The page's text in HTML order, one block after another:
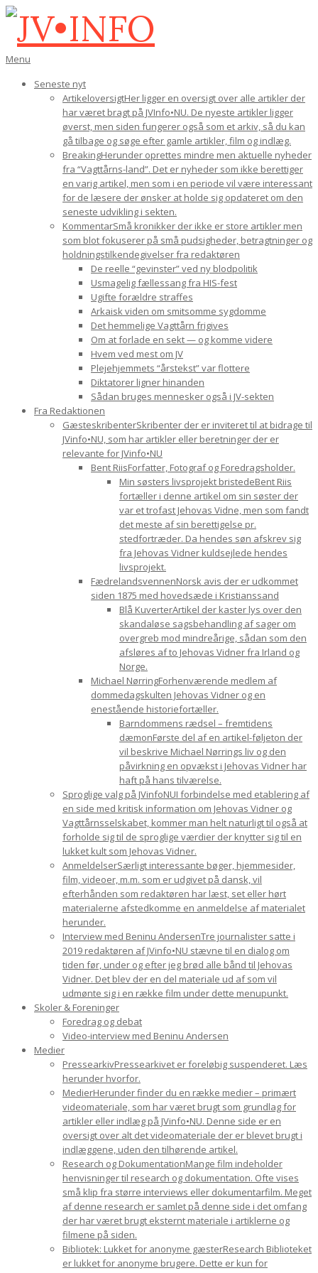
Gå
indhold
JV•INFO
Den
navigations-
Menu
Seneste nyt
ArtikeloversigtHer ligger en oversigt over alle artikler der
har været bragt på JVInfo•NU. De nyeste artikler ligger
øverst, men siden fungerer også som et arkiv, så du kan
gå tilbage og søge efter gamle artikler, film og indlæg.
BreakingHerunder oprettes mindre men aktuelle nyheder
fra “Vagttårns-land”. Det er nyheder som ikke berettiger
en varig artikel, men som i en periode vil være interessant
for de læsere der ønsker at holde sig opdateret om den
seneste udvikling i sekten.
KommentarSmå kronikker der ikke er store artikler men
som blot fokuserer på små pudsigheder, betragtninger og
holdningstilkendegivelser fra redaktøren
De reelle “gevinster” ved ny blodpolitik
Usmagelig fællessang fra HIS-fest
Ugifte forældre straffes
Arkaisk viden om smitsomme sygdomme
Det hemmelige Vagttårn frigives
Om at forlade en sekt — og komme videre
Hvem ved mest om JV
Plejehjemmets “årstekst” var flottere
Diktatorer ligner hinanden
Sådan bruges mennesker også i JV-sekten
Fra Redaktionen
GæsteskribenterSkribenter der er inviteret til at bidrage til
JVinfo•NU, som har artikler eller beretninger der er
relevante for JVinfo•NU
Bent RiisForfatter, Fotograf og Foredragsholder.
Min søsters livsprojekt bristedeBent Riis
fortæller i denne artikel om sin søster der
var et trofast Jehovas Vidne, men som fandt
det meste af sin berettigelse pr.
stedfortræder. Da hendes søn afskrev sig
fra Jehovas Vidner kuldsejlede hendes
livsprojekt.
FædrelandsvennenNorsk avis der er udkommet
siden 1875 med hovedsæde i Kristianssand
Blå KuverterArtikel der kaster lys over den
skandaløse sagsbehandling af sager om
overgreb mod mindreårige, sådan som den
afsløres af to Jehovas Vidner fra Irland og
Norge.
Michael NørringForhenværende medlem af
dommedagskulten Jehovas Vidner og en
enestående historiefortæller.
Barndommens rædsel – fremtidens
dæmonFørste del af en artikel-føljeton der
vil beskrive Michael Nørrings liv og den
påvirkning en opvækst i Jehovas Vidner har
haft på hans tilværelse.
Sproglige valg på JVinfoNUI forbindelse med etablering af
en side med kritisk information om Jehovas Vidner og
Vagttårnsselskabet, kommer man helt naturligt til også at
forholde sig til de sproglige værdier der knytter sig til en
lukket kult som Jehovas Vidner.
AnmeldelserSærligt interessante bøger, hjemmesider,
film, videoer, m.m. som er udgivet på dansk, vil
efterhånden som redaktøren har læst, set eller hørt
materialerne afstedkomme en anmeldelse af materialet
herunder.
Interview med Beninu AndersenTre journalister satte i
2019 redaktøren af JVinfo•NU stævne til en dialog om
tiden før, under og efter jeg brød alle bånd til Jehovas
Vidner. Det blev der en del materiale ud af som vil
udmønte sig i en række film under dette menupunkt.
Skoler & Foreninger
Foredrag og debat
Video-interview med Beninu Andersen
Medier
PressearkivPressearkivet er foreløbig suspenderet. Læs
herunder hvorfor.
MedierHerunder finder du en række medier – primært
videomateriale, som har været brugt som grundlag for
artikler eller indlæg på JVinfo•NU. Denne side er en
oversigt over alt det videomateriale der er blevet brugt i
indlæggene, uden den tilhørende artikel.
Research og DokumentationMange film indeholder
henvisninger til research og dokumentation. Ofte vises
små klip fra større interviews eller dokumentarfilm. Meget
af denne research er samlet på denne side i det omfang
der har været brugt eksternt materiale i artiklerne og
filmene på siden.
Bibliotek: Lukket for anonyme gæsterResearch Biblioteket
er lukket for anonyme brugere. Dette er kun for